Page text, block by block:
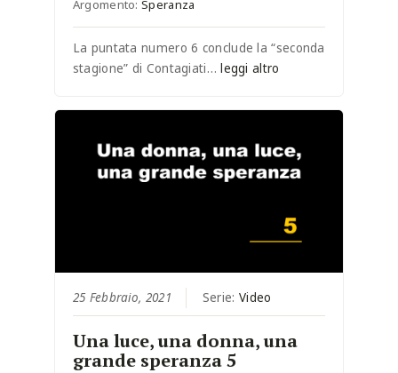
Argomento:Speranza
La puntata numero 6 conclude la “seconda
stagione” di Contagiati…leggi altro
25 Febbraio, 2021 Serie: Video
Una luce, una donna, una
grande speranza 5